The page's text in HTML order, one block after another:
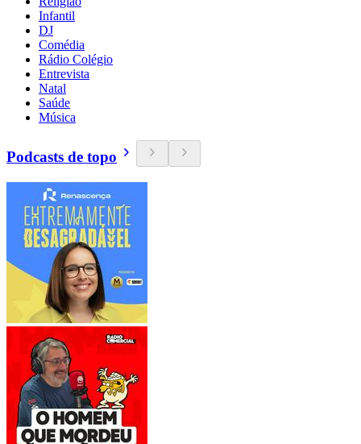
Infantil
DJ
Comédia
Rádio Colégio
Entrevista
Natal
Saúde
Música
Podcasts de topo